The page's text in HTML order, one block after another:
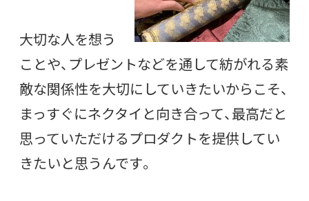
大切な人を想う
ことや、プレゼントなどを通して紡がれる素
敵な関係性を大切にしていきたいからこそ、
まっすぐにネクタイと向き合って、最高だと
思っていただけるプロダクトを提供してい
きたいと思うんです。